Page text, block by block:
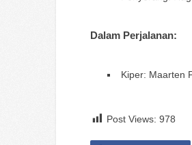
Dalam Perjalanan:
Kiper: Maarten
Post Views: 978